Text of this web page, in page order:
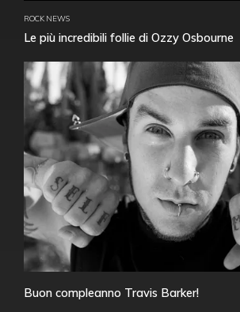
ROCK NEWS
Le più incredibili follie di Ozzy Osbourne
Buon compleanno Travis Barker!